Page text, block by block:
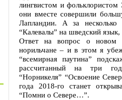
лингвистом и
они вместе совершили
Лапландии. А за
“Калевалы” на шведский
Ответ на вопрос о новом
норильчане – и в этом я
“всемирная паутина”
рассчитанный на три
“Норникеля” “Освоение
года 2018-го станет
“Помни о Севере…”.